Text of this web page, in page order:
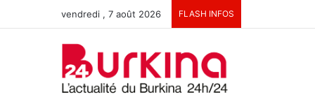
vendredi , 7 août 2026 FLASH INFOS